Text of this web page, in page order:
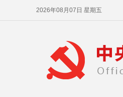
2026年08月07日 星期五